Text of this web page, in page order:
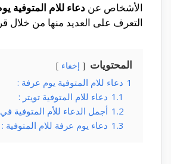
الأشخاص عن دعاء للام المتوفية
التعرف على العديد منها من خلال
المحتويات إخفاء
1 دعاء للام المتوفية يوم عرفة :
1.1 دعاء للام المتوفية تويتر :
1.2 أجمل الدعاء للأم المتوفية
1.3 دعاء يوم عرفة للام المتوفية :